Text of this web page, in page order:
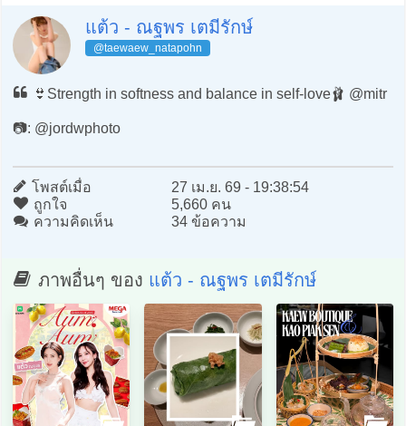
แต้ว - ณฐพร เตมีรักษ์
@taewaew_natapohn
👙Strength in softness and balance in self-love🩰 @mitr
📷: @jordwphoto
โพสต์เมื่อ
27 เม.ย. 69 - 19:38:54
ถูกใจ
5,660 คน
ความคิดเห็น
34 ข้อความ
ภาพอื่นๆ ของ แต้ว - ณฐพร เตมีรักษ์